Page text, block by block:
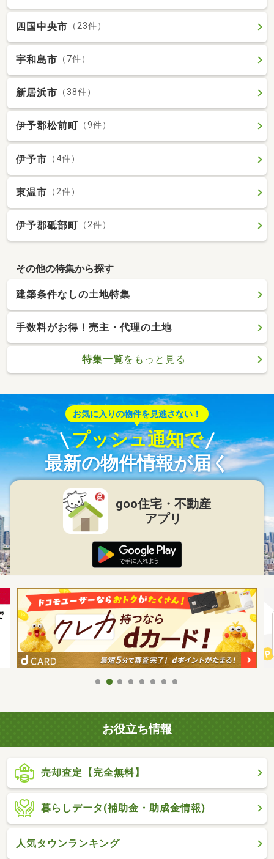
四国中央市 （23件）
宇和島市 （7件）
新居浜市 （38件）
伊予郡松前町 （9件）
伊予市 （4件）
東温市 （2件）
伊予郡砥部町 （2件）
その他の特集から探す
建築条件なしの土地特集
手数料がお得！売主・代理の土地
特集一覧をもっと見る
お気に入りの物件を見逃さない！
プッシュ通知で
最新の物件情報が届く
goo住宅・不動産
アプリ
お役立ち情報
売却査定【完全無料】
暮らしデータ(補助金・助成金情報)
人気タウンランキング